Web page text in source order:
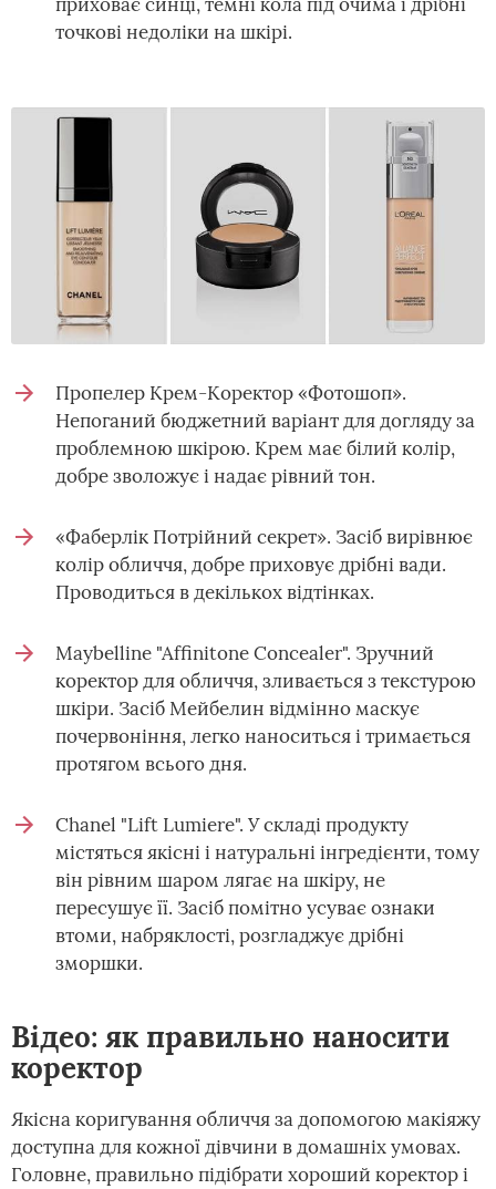
точкові недоліки на шкірі.
Пропелер Крем-Коректор «Фотошоп».
Непоганий бюджетний варіант для догляду за
проблемною шкірою. Крем має білий колір,
добре зволожує і надає рівний тон.
«Фаберлік Потрійний секрет». Засіб вирівнює
колір обличчя, добре приховує дрібні вади.
Проводиться в декількох відтінках.
Maybelline "Affinitone Concealer". Зручний
коректор для обличчя, зливається з текстурою
шкіри. Засіб Мейбелин відмінно маскує
почервоніння, легко наноситься і тримається
протягом всього дня.
Chanel "Lift Lumiere". У складі продукту
містяться якісні і натуральні інгредієнти, тому
він рівним шаром лягає на шкіру, не
пересушує її. Засіб помітно усуває ознаки
втоми, набряклості, розгладжує дрібні
зморшки.
Відео: як правильно наносити
коректор
Якісна коригування обличчя за допомогою макіяжу
доступна для кожної дівчини в домашніх умовах.
Головне, правильно підібрати хороший коректор і